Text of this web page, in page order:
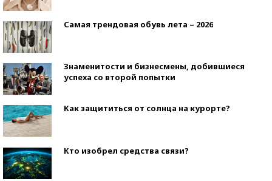
Самая трендовая обувь лета – 2026
Знаменитости и бизнесмены, добившиеся
успеха со второй попытки
Как защититься от солнца на курорте?
Кто изобрел средства связи?